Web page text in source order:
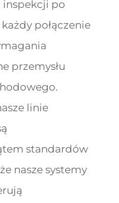
inspekcji po
połączenie
przemysłu
linie
standardów
nasze systemy